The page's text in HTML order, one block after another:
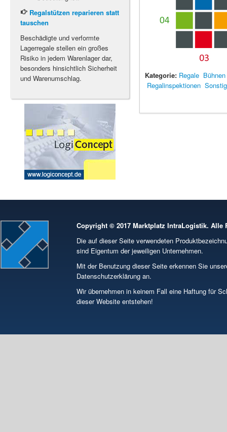
Regalstützen reparieren statt
tauschen
Beschädigte und verformte
Lagerregale stellen ein großes
Risiko in jedem Warenlager dar,
besonders hinsichtlich Sicherheit
und Warenumschlag.
Kategorie: Regale Bühnen
Regalinspektionen
Copyright © 2017 Marktplatz IntraLogistik. Alle
Die auf dieser Seite verwendeten
sind Eigentum der jeweiligen Unternehmen.
Mit der Benutzung dieser Seite erkennen Sie
Datenschutzerklärung an.
Wir übernehmen in keinem Fall eine Haftung für
dieser Website entstehen!